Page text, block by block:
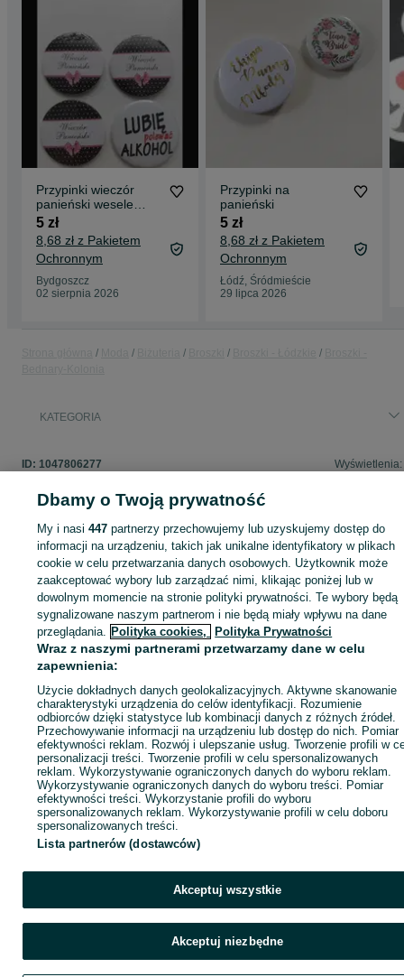
Przypinki wieczór
panieński wesele
zestaw 4 szt
5 zł
8,68 zł z Pakietem
Ochronnym
Bydgoszcz
02 sierpnia 2026
Przypinki na
panieński
5 zł
8,68 zł z Pakietem
Ochronnym
Łódź, Śródmieście
29 lipca 2026
KATEGORIA
ID: 1047806277 Wyświetlenia:
Zaloguj się lub załóż konto na OLX, aby skontaktować się z
sprzedającym
Zaloguj się / Załóż konto
Wyślij wiadomość
Dbamy o Twoją prywatność
My i nasi447 partnerzy przechowujemy lub uzyskujemy dostęp do
informacji na urządzeniu, takich jak unikalne identyfikatory w plikach
cookie w celu przetwarzania danych osobowych. Użytkownik może
zaakceptować wybory lub zarządzać nimi, klikając poniżej lub w
dowolnym momencie na stronie polityki prywatności. Te wybory będą
sygnalizowane naszym partnerom i nie będą miały wpływu na dane
przeglądania. Polityka cookies, Polityka Prywatności
Wraz z naszymi partnerami przetwarzamy dane w celu
zapewnienia:
Użycie dokładnych danych geolokalizacyjnych. Aktywne skanowanie
charakterystyki urządzenia do celów identyfikacji. Rozumienie
odbiorców dzięki statystyce lub kombinacji danych z różnych źródeł.
Przechowywanie informacji na urządzeniu lub dostęp do nich. Pomiar
efektywności reklam. Rozwój i ulepszanie usług. Tworzenie profili w
personalizacji treści. Tworzenie profili w celu spersonalizowanych
reklam. Wykorzystywanie ograniczonych danych do wyboru reklam.
Wykorzystywanie ograniczonych danych do wyboru treści. Pomiar
efektywności treści. Wykorzystanie profili do wyboru
spersonalizowanych reklam. Wykorzystywanie profili w celu doboru
spersonalizowanych treści.
Lista partnerów (dostawców)
Akceptuj wszystkie
Akceptuj niezbędne